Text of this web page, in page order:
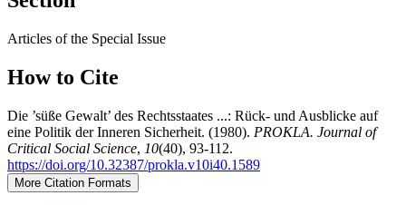
Articles of the Special Issue
How to Cite
Die ’süße Gewalt’ des Rechtsstaates ...: Rück- und Ausblicke auf
eine Politik der Inneren Sicherheit. (1980). PROKLA. Journal of
Critical Social Science, 10(40), 93-112.
https://doi.org/10.32387/prokla.v10i40.1589
More Citation Formats